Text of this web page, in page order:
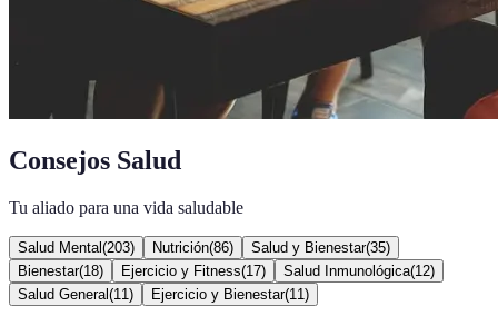
Consejos Salud
Tu aliado para una vida saludable
Salud Mental (203) Nutrición(86) Salud y Bienestar(35)
Bienestar(18) Ejercicio y Fitness(17) Salud Inmunológica(12)
Salud General (11 ) Ejercicio y Bienestar(11 )